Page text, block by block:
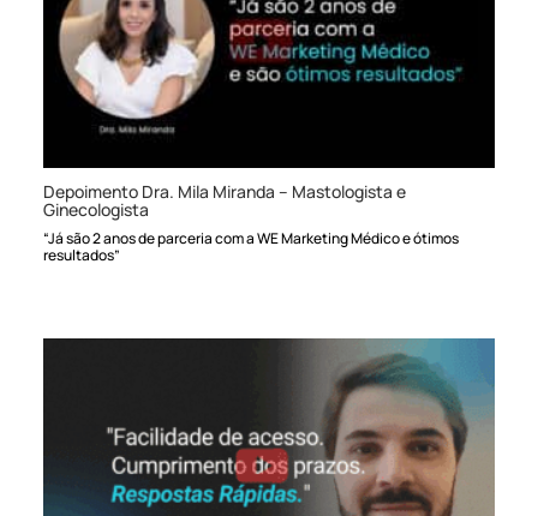
Depoimento Dra. Mila Miranda – Mastologista e
Ginecologista
“Já são 2 anos de parceria com a WE Marketing Médico e ótimos
resultados”